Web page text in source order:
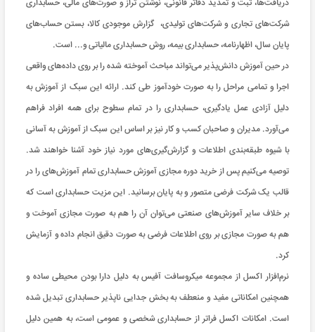
دریافت‌ها، ثبت و تمدید دفاتر قانونی، نوشتن تراز و صورت‌های مالی، حسابداری
شرکت‌های تجاری و شرکت‌های تولیدی، گزارش موجودی کالا، بستن حساب‌های
پایان سال، اظهارنامه، حسابداری‌ بیمه، روش حسابداری مالیاتی و... است.
در حین آموزش دانش‌پذیر می‌تواند مباحث آموخته شده را بر روی داده‌های واقعی
اجرا و تمامی مراحل را به صورت خودآموز طی کند. ارائه این سبک از آموزش به
دلیل آزادی عمل یادگیری، حسابداری را در تمام سطوح برای همه افراد فراهم
می‌آورد. مدیران و صاحبان کسب و کار نیز بر اساس این سبک از آموزش به آسانی
با شیوه طبقه‌بندی اطلاعات و گزارش‌گیری‌های مورد نیاز خود آشنا خواهند شد.
توصیه می‌کنیم پس از خرید دوره مجازی آموزش حسابداری تمام آموزش‌های را در
قالب یک شرکت فرضی متصور و به پایان برسانید. این مزیت حسابداری است که
بر خلاف سایر آموزش‌های صنعتی می‌توان آن را هم به صورت مجازی آموخت و
هم به صورت مجازی بر روی اطلاعات فرضی به صورت دقیق انجام داده و آزمایش
کرد.
نرم‌افزار اکسل از مجموعه میکروسافت آفیس به دلیل دارا بودن محیطی ساده و
همچنین امکاناتی مفید و منعطف به بخش جدایی ناپذیر حسابداری تبدیل شده
است. امکانات اکسل فراتر از حسابداری شخصی و عمومی است، به همین دلیل